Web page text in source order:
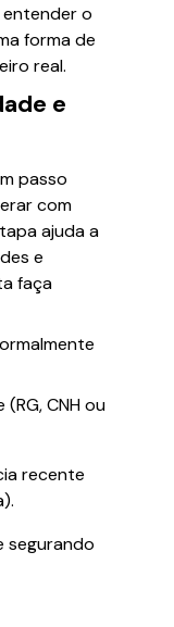
o
forma de
real.
e
passo
com
ajuda a
e
faça
CNH ou
recente
segurando